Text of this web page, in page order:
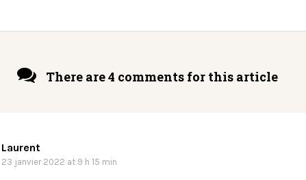
There are 4 comments for this article
Laurent
23 janvier 2022 at 9 h 15 min